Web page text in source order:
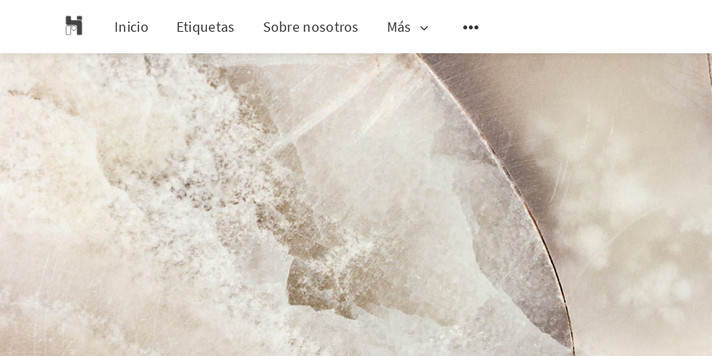
Inicio Etiquetas Sobre nosotros Más